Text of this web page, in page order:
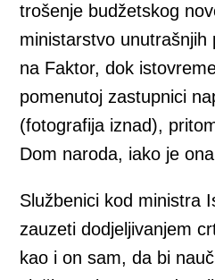
trošenje budžetskog
ministarstvo unutrašnjih
na Faktor, dok
pomenutoj zastupnici
(fotografija iznad),
Dom naroda, iako je
Službenici kod ministra
zauzeti dodjeljivanjem
kao i on sam, da bi